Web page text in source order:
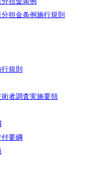
担金条例施行規則
規則
者調査実施要領
要綱